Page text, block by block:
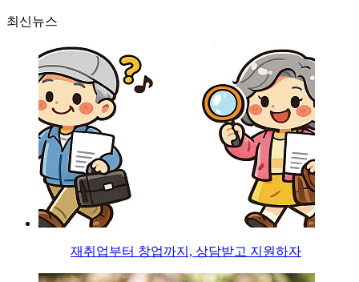
최신뉴스
재취업부터 창업까지, 상담받고 지원하자